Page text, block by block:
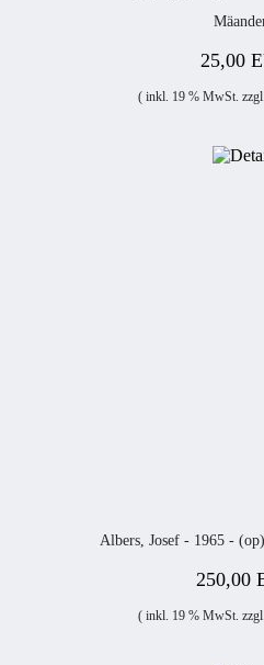
25,00
( inkl. 19 % MwSt. zzgl.
Albers, Josef - 1965 -
250,00
( inkl. 19 % MwSt. zzgl.